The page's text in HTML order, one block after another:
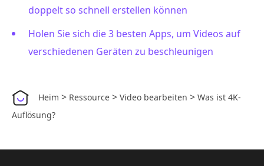
doppelt so schnell erstellen können
Holen Sie sich die 3 besten Apps, um Videos auf
verschiedenen Geräten zu beschleunigen
Heim > Ressource > Video bearbeiten > Was ist 4K-
Auflösung?